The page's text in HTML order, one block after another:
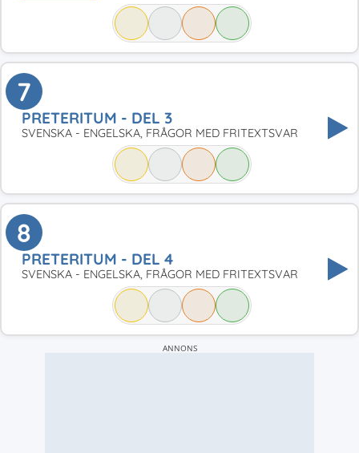
7
PRETERITUM - DEL 3
SVENSKA - ENGELSKA, FRÅGOR MED FRITEXTSVAR
8
PRETERITUM - DEL 4
SVENSKA - ENGELSKA, FRÅGOR MED FRITEXTSVAR
ANNONS